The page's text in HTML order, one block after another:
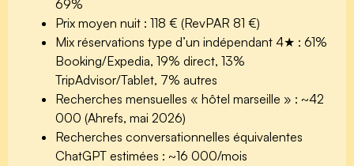
69%
Prix moyen nuit : 118 € (RevPAR 81 €)
Mix réservations type d’un indépendant 4★ : 61%
Booking/Expedia, 19% direct, 13%
TripAdvisor/Tablet, 7% autres
Recherches mensuelles « hôtel marseille » : ~42
000 (Ahrefs, mai 2026)
Recherches conversationnelles équivalentes
ChatGPT estimées : ~16 000/mois